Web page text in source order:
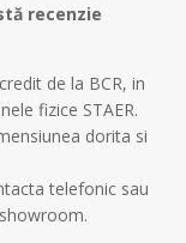
recenzie
de la BCR, in
fizice STAER.
dorita si
telefonic sau